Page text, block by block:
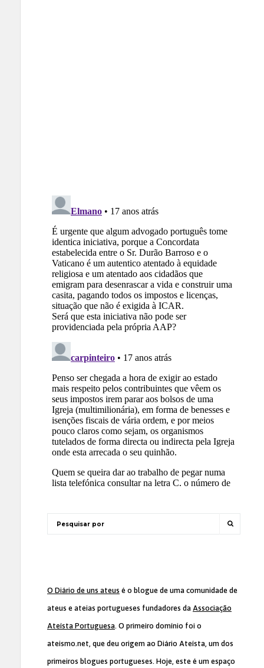
O Diário de uns ateus é o blogue de uma comunidade de
ateus e ateias portugueses fundadores da Associação
Ateísta Portuguesa. O primeiro domínio foi o
ateismo.net, que deu origem ao Diário Ateísta, um dos
primeiros blogues portugueses. Hoje, este é um espaço